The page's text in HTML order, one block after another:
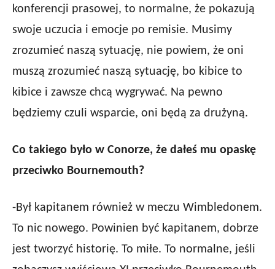
konferencji prasowej, to normalne, że pokazują
swoje uczucia i emocje po remisie. Musimy
zrozumieć naszą sytuację, nie powiem, że oni
muszą zrozumieć naszą sytuację, bo kibice to
kibice i zawsze chcą wygrywać. Na pewno
będziemy czuli wsparcie, oni będą za drużyną.
Co takiego było w Conorze, że dałeś mu opaskę
przeciwko Bournemouth?
-Był kapitanem również w meczu Wimbledonem.
To nic nowego. Powinien być kapitanem, dobrze
jest tworzyć historię. To miłe. To normalne, jeśli